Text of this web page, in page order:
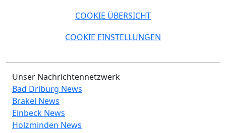
COOKIE ÜBERSICHT
COOKIE EINSTELLUNGEN
Unser Nachrichtennetzwerk
Bad Driburg News
Brakel News
Einbeck News
Holzminden News